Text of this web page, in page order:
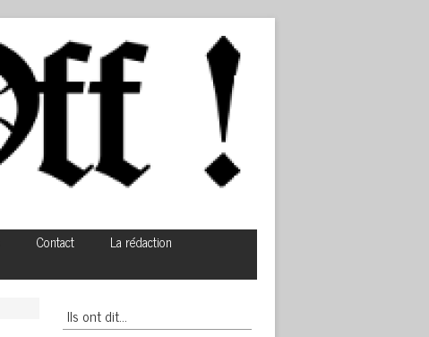
Contact
La rédaction
Ils ont dit…